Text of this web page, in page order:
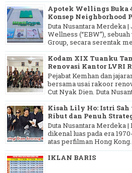
Apotek Wellings Buka
Konsep Neighborhood
Duta Nusantara Merdeka |
Wellness (“EBW”),
Group, secara serentak
Kodam XIX Tuanku
Renovasi Kantor LVRI
Pejabat Kemhan dan
bersama usai rakoor
Cut Nyak Dien. Duta
Kisah Lily Ho: Istri
Ribut dan Penuh
Duta Nusantara Merdeka
dikenal luas pada era
atas perfilman Hong Kong.
IKLAN BARIS